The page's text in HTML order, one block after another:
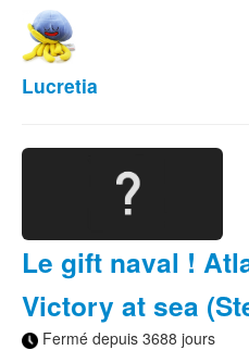
Lucretia
Le gift naval !
Victory at sea
Fermé depuis 3688 jours